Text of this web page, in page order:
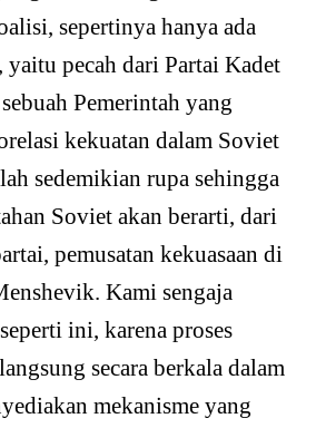
sepertinya hanya ada
yaitu pecah dari Partai Kadet
Pemerintah yang
kekuatan dalam Soviet
sedemikian rupa sehingga
Soviet akan berarti, dari
pemusatan kekuasaan di
Kami sengaja
ini, karena proses
secara berkala dalam
mekanisme yang